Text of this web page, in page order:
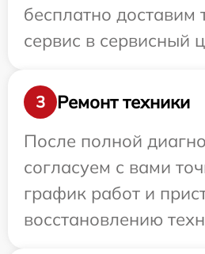
бесплатно доставим
сервис в сервисный
3
Ремонт техники
После полной
согласуем с вами
график работ и
восстановлению